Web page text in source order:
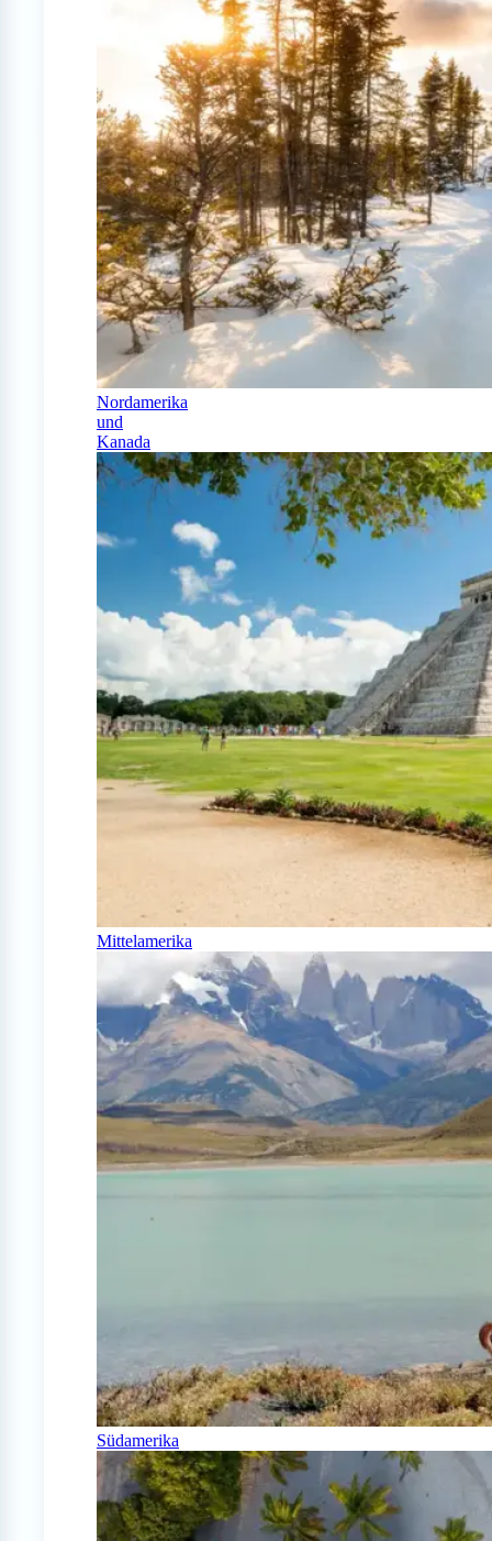
Nordamerika
und
Kanada
Mittelamerika
Südamerika